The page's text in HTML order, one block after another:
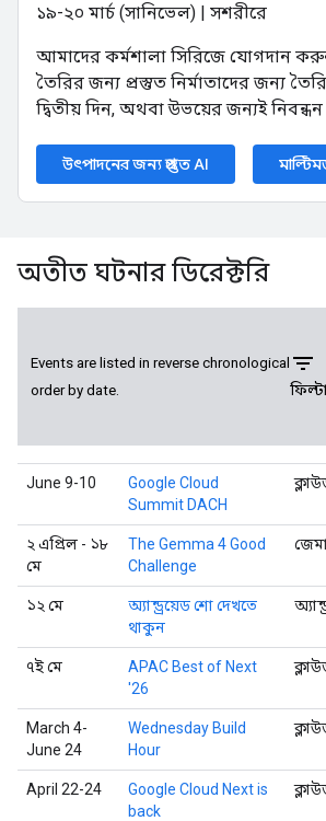
১৯-২০ মার্চ (সানিভেল) | সশরীরে
আমাদের কর্মশালা সিরিজে যোগদান
তৈরির জন্য প্রস্তুত নির্মাতাদের জন্য
দ্বিতীয় দিন, অথবা উভয়ের জন্যই
উৎপাদনের জন্য প্রস্তুত AI
অতীত ঘটনার ডিরেক্টরি
Events are listed in reverse chronological
order by date.
filter_list
June 9-10
Google Cloud
Summit DACH
২ এপ্রিল - ১৮
মে
The Gemma 4 Good
Challenge
১২ মে
অ্যান্ড্রয়েড শো দেখতে
থাকুন
৭ই মে
APAC Best of Next
'26
March 4-
June 24
Wednesday Build
Hour
April 22-24
Google Cloud Next is
back